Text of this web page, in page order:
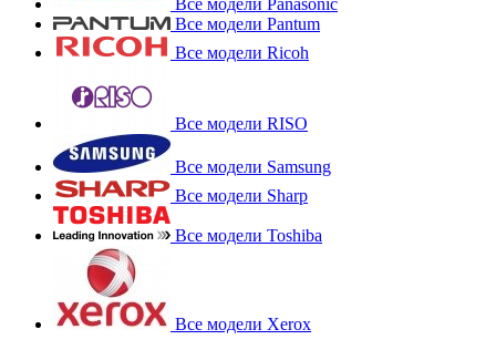
Все модели Pantum
Все модели Ricoh
Все модели RISO
Все модели Samsung
Все модели Sharp
Все модели Toshiba
Все модели Xerox